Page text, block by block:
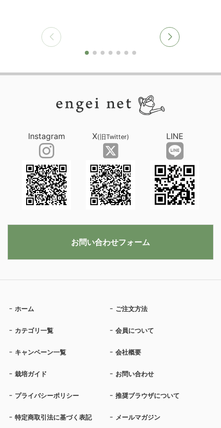
ホーム ご注文方法
カテゴリ一覧 会員について
キャンペーン一覧 会社概要
栽培ガイド お問い合わせ
プライバシーポリシー 推奨ブラウザについて
特定商取引法に基づく表記 メールマガジン
Instagram X(旧Twitter) LINE
お問い合わせフォーム